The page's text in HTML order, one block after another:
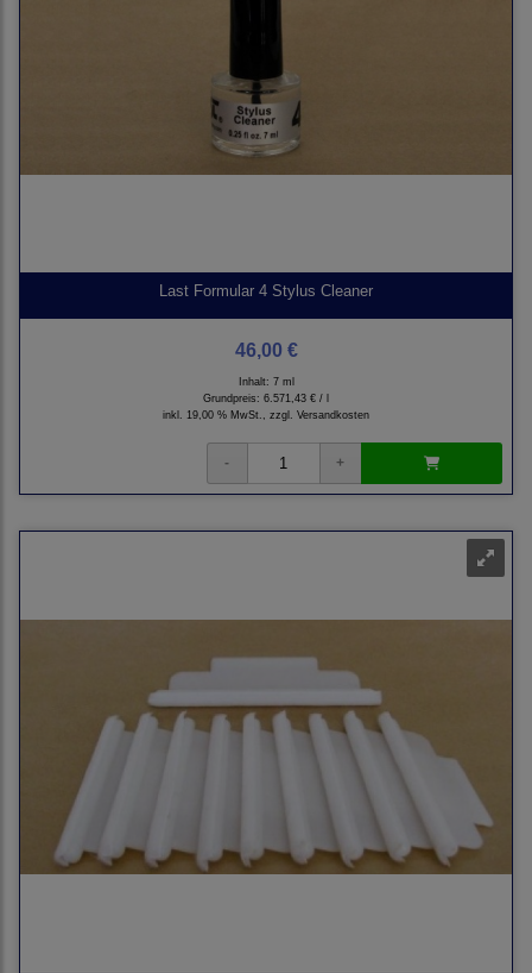
Last Formular 4 Stylus Cleaner
46,00 €
Inhalt: 7 ml
Grundpreis: 6.571,43 € / l
inkl. 19,00 % MwSt., zzgl. Versandkosten